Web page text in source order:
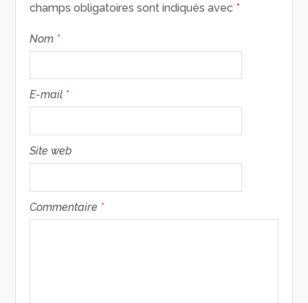
champs obligatoires sont indiqués avec *
Nom *
E-mail *
Site web
Commentaire *